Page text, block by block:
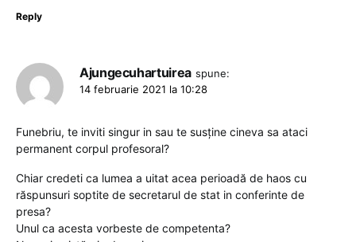
Reply
Ajungecuhartuirea spune:
14 februarie 2021 la 10:28
Funebriu, te inviti singur in sau te susține cineva sa ataci
permanent corpul profesoral?
Chiar credeti ca lumea a uitat acea perioadă de haos cu
răspunsuri soptite de secretarul de stat in conferinte de
presa?
Unul ca acesta vorbeste de competenta?